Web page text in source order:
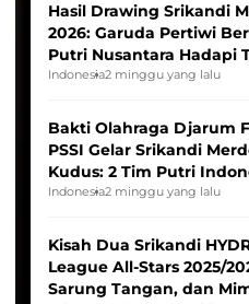
Hasil Drawing Srikandi
2026: Garuda Pertiwi
Putri Nusantara Hadapi
Indonesia2 minggu yang lalu
Bakti Olahraga Djarum
PSSI Gelar Srikandi
Kudus: 2 Tim Putri
Tim Asia
Indonesia2 minggu yang lalu
Kisah Dua Srikandi
League All-Stars 2025/
Sarung Tangan, dan